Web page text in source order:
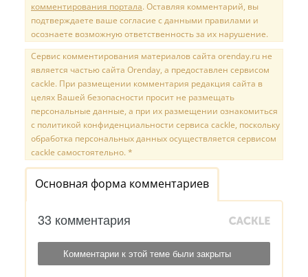
комментирования портала. Оставляя комментарий, вы
подтверждаете ваше согласие с данными правилами и
осознаете возможную ответственность за их нарушение.
Сервис комментирования материалов сайта orenday.ru не
является частью сайта Orenday, а предоставлен сервисом
cackle. При размещении комментария редакция сайта в
целях Вашей безопасности просит не размещать
персональные данные, а при их размещении ознакомиться
с политикой конфиденциальности сервиса cackle, поскольку
обработка персональных данных осуществляется сервисом
cackle самостоятельно. *
Основная форма комментариев
33 комментария
Комментарии к этой теме были закрыты